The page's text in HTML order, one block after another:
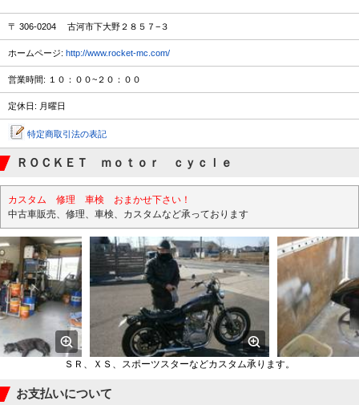
〒 306-0204 古河市下大野２８５７−３
ホームページ: http://www.rocket-mc.com/
営業時間: １０：００~２０：００
定休日: 月曜日
特定商取引法の表記
ＲＯＣＫＥＴ ｍｏｔｏｒ ｃｙｃｌｅ
カスタム 修理 車検 おまかせ下さい！
中古車販売、修理、車検、カスタムなど承っております
ＳＲ、ＸＳ、スポーツスターなどカスタム承ります。
お支払いについて